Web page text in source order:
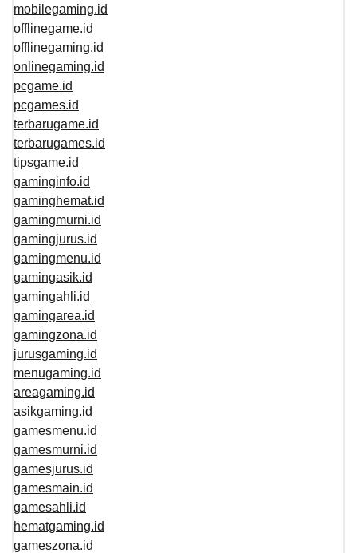
mobilegaming.id
offlinegame.id
offlinegaming.id
onlinegaming.id
pcgame.id
pcgames.id
terbarugame.id
terbarugames.id
tipsgame.id
gaminginfo.id
gaminghemat.id
gamingmurni.id
gamingjurus.id
gamingmenu.id
gamingasik.id
gamingahli.id
gamingarea.id
gamingzona.id
jurusgaming.id
menugaming.id
areagaming.id
asikgaming.id
gamesmenu.id
gamesmurni.id
gamesjurus.id
gamesmain.id
gamesahli.id
hematgaming.id
gameszona.id